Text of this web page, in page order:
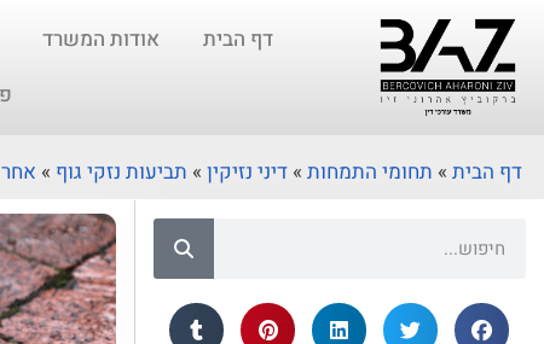
דף הבית אודות המשרד
דף הבית » תחומי התמחות » דיני נזיקין » תביעות נזקי גוף »